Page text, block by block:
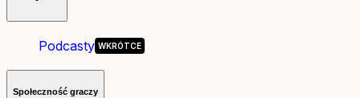
Podcasty
Społeczność graczy